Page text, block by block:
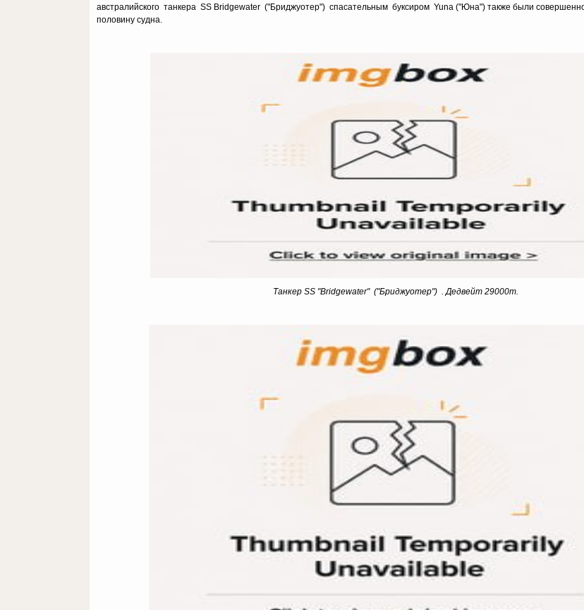
австралийского танкера SS Bridgewater ("Бриджуотер") спасательным буксиром Yuna ("Юна") также были
половину судна.
Танкер SS "Bridgewater" ("Бриджуотер") . Дедвейт 29000т.